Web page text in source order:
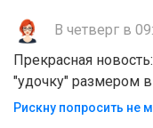
В четверг в
Прекрасная
"удочку" размером
Рискну попросить